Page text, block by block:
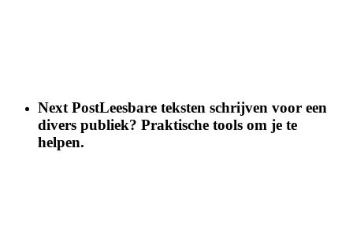
Next PostLeesbare teksten schrijven voor een
divers publiek? Praktische tools om je te
helpen.